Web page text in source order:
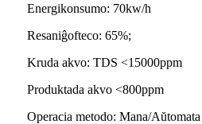
Energikonsumo: 70kw/h
Resaniĝofteco: 65%;
Kruda akvo: TDS <15000ppm
Produktada akvo <800ppm
Operacia metodo: Mana/Aŭtomata